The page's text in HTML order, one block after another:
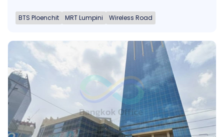
BTS Ploenchit MRT Lumpini Wireless Road